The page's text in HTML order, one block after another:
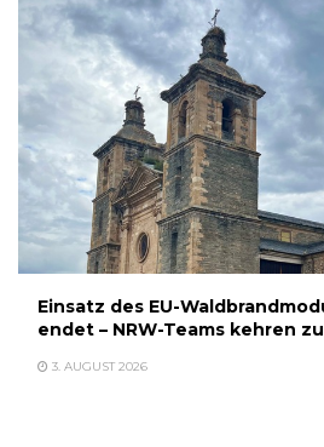
Einsatz des EU-
endet – NRW-Teams kehren
3. AUGUST 2026